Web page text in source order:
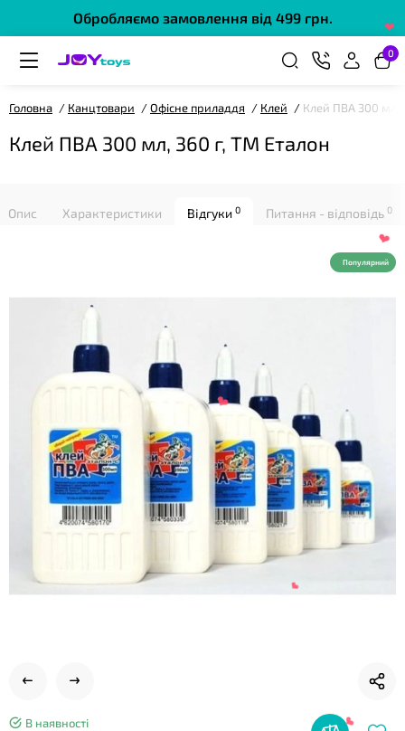
Обробляємо замовлення від 499 грн.
0
Головна Канцтовари Офісне приладдя Клей Клей ПВА 300 мл,
Клей ПВА 300 мл, 360 г, ТМ Еталон
Опис Характеристики Відгуки 0 Питання - відповідь 0
Популярний
В наявності
❤